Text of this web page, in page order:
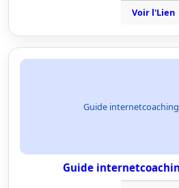
Voir l'Lien
Guide
Guide